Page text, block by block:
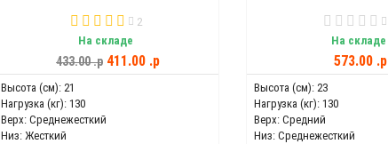
2
На складе
433.00 .p 411.00 .p
Высота (см): 21
Нагрузка (кг): 130
Верх: Среднежесткий
Низ: Жесткий
На складе
573.00 .p
Высота (см): 23
Нагрузка (кг): 130
Верх: Средний
Низ: Среднежесткий